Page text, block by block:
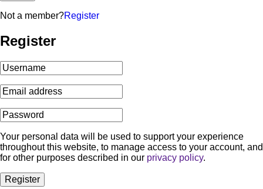
Not a member?Register
Register
Your personal data will be used to support your experience
throughout this website, to manage access to your account, and
for other purposes described in our privacy policy.
Register